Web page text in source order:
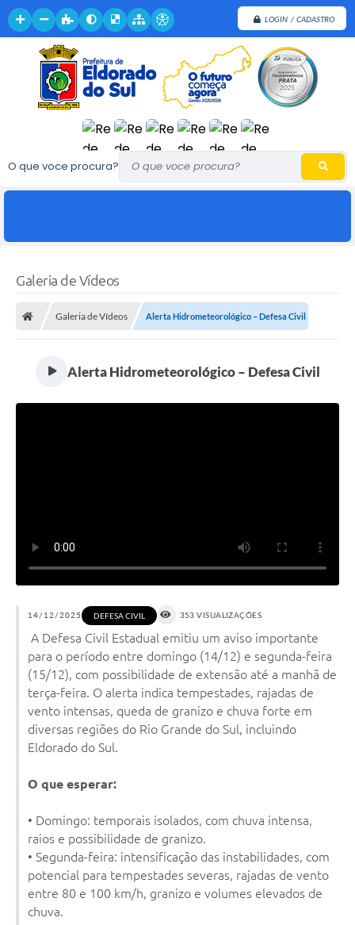
LOGIN / CADASTRO
O que voce procura?
Galeria de Vídeos
Galeria de Vídeos Alerta Hidrometeorológico – Defesa Civil
Alerta Hidrometeorológico – Defesa Civil
14/12/2025 DEFESA CIVIL 353 VISUALIZAÇÕES
A Defesa Civil Estadual emitiu um aviso importante
para o período entre domingo (14/12) e segunda-feira
(15/12), com possibilidade de extensão até a manhã de
terça-feira. O alerta indica tempestades, rajadas de
vento intensas, queda de granizo e chuva forte em
diversas regiões do Rio Grande do Sul, incluindo
Eldorado do Sul.
O que esperar:
• Domingo: temporais isolados, com chuva intensa,
raios e possibilidade de granizo.
• Segunda-feira: intensificação das instabilidades, com
potencial para tempestades severas, rajadas de vento
entre 80 e 100 km/h, granizo e volumes elevados de
chuva.